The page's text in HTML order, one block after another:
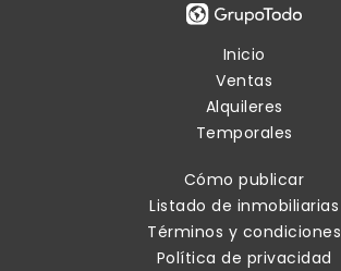
Inicio
Ventas
Alquileres
Temporales
Cómo publicar
Listado de inmobiliarias
Términos y condiciones
Política de privacidad